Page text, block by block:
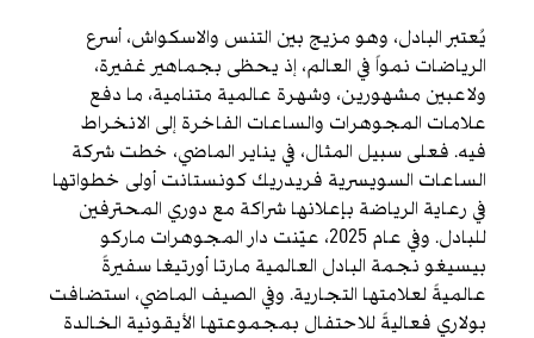
يُعتبر البادل، وهو مزيج بين التنس والاسكواش، أسرع
الرياضات نمواً في العالم، إذ يحظى بجماهير غفيرة،
ولاعبين مشهورين، وشهرة عالمية متنامية، ما دفع
علامات المجوهرات والساعات الفاخرة إلى الانخراط
فيه. فعلى سبيل المثال، في يناير الماضي، خطت شركة
الساعات السويسرية فريدريك كونستانت أولى خطواتها
في رعاية الرياضة بإعلانها شراكة مع دوري المحترفين
للبادل. وفي عام 2025، عيّنت دار المجوهرات ماركو
بيسيغو نجمة البادل العالمية مارتا أورتيغا سفيرةً
عالميةً لعلامتها التجارية. وفي الصيف الماضي، استضافت
بولاري فعاليةً للاحتفال بمجموعتها الأيقونية الخالدة